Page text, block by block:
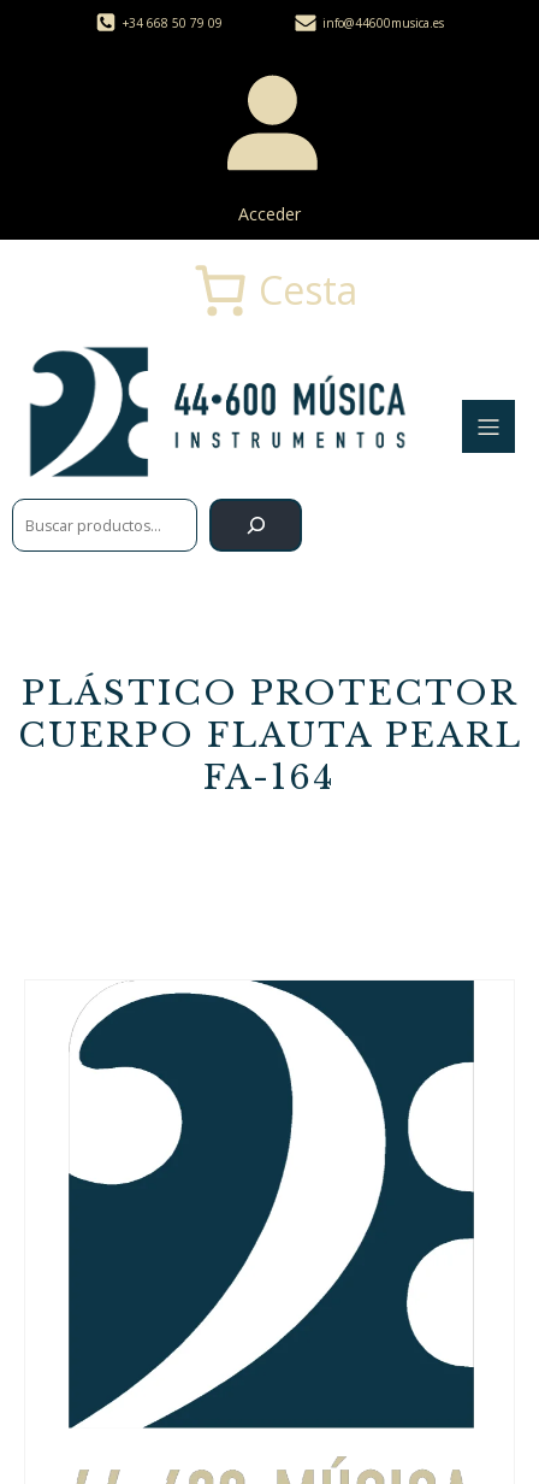
+34 668 50 79 09 info@44600musica.es
Acceder
Buscar
Cesta
PLÁSTICO PROTECTOR
CUERPO FLAUTA PEARL
FA-164